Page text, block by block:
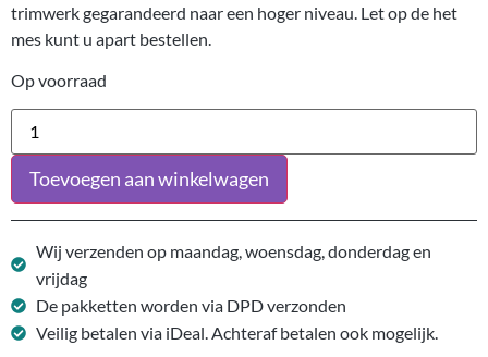
trimwerk gegarandeerd naar een hoger niveau. Let op de het
mes kunt u apart bestellen.
Op voorraad
Toevoegen aan winkelwagen
Wij verzenden op maandag, woensdag, donderdag en
vrijdag
De pakketten worden via DPD verzonden
Veilig betalen via iDeal. Achteraf betalen ook mogelijk.